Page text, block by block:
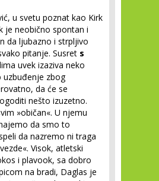
u svetu poznat kao Kirk
je neobično spontan i
da ljubazno i strpljivo
pitanje. Susret s
uvek izaziva neko
uzbuđenje zbog
da će se
nešto izuzetno.
»običan«. U njemu
da smo to
da nazremo ni traga
Visok, atletski
i plavook, sa dobro
na bradi, Daglas je